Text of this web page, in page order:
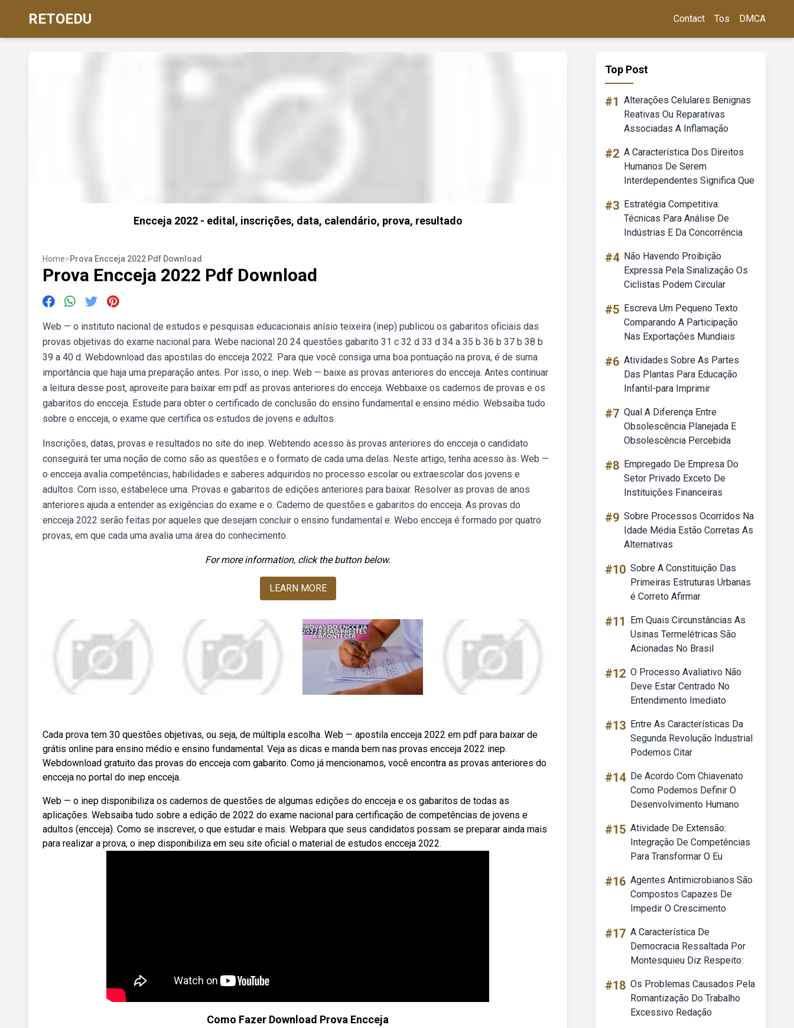
RETOEDU Contact Tos DMCA
Encceja 2022 - edital, inscrições, data, calendário, prova, resultado
Home>Prova Encceja 2022 Pdf Download
Prova Encceja 2022 Pdf Download
Web — o instituto nacional de estudos e pesquisas educacionais anísio teixeira (inep) publicou os gabaritos oficiais das
provas objetivas do exame nacional para. Webe nacional 20 24 questões gabarito 31 c 32 d 33 d 34 a 35 b 36 b 37 b 38 b
39 a 40 d. Webdownload das apostilas do encceja 2022. Para que você consiga uma boa pontuação na prova, é de suma
importância que haja uma preparação antes. Por isso, o inep. Web — baixe as provas anteriores do encceja. Antes continuar
a leitura desse post, aproveite para baixar em pdf as provas anteriores do encceja. Webbaixe os cadernos de provas e os
gabaritos do encceja. Estude para obter o certificado de conclusão do ensino fundamental e ensino médio. Websaiba tudo
sobre o encceja, o exame que certifica os estudos de jovens e adultos.
Inscrições, datas, provas e resultados no site do inep. Webtendo acesso às provas anteriores do encceja o candidato
conseguirá ter uma noção de como são as questões e o formato de cada uma delas. Neste artigo, tenha acesso às. Web —
o encceja avalia competências, habilidades e saberes adquiridos no processo escolar ou extraescolar dos jovens e
adultos. Com isso, estabelece uma. Provas e gabaritos de edições anteriores para baixar. Resolver as provas de anos
anteriores ajuda a entender as exigências do exame e o. Caderno de questões e gabaritos do encceja. As provas do
encceja 2022 serão feitas por aqueles que desejam concluir o ensino fundamental e. Webo encceja é formado por quatro
provas, em que cada uma avalia uma área do conhecimento.
For more information, click the button below.
LEARN MORE
Cada prova tem 30 questões objetivas, ou seja, de múltipla escolha. Web — apostila encceja 2022 em pdf para baixar de
grátis online para ensino médio e ensino fundamental. Veja as dicas e manda bem nas provas encceja 2022 inep.
Webdownload gratuito das provas do encceja com gabarito. Como já mencionamos, você encontra as provas anteriores do
encceja no portal do inep encceja.
Web — o inep disponibiliza os cadernos de questões de algumas edições do encceja e os gabaritos de todas as
aplicações. Websaiba tudo sobre a edição de 2022 do exame nacional para certificação de competências de jovens e
adultos (encceja). Como se inscrever, o que estudar e mais. Webpara que seus candidatos possam se preparar ainda mais
para realizar a prova, o inep disponibiliza em seu site oficial o material de estudos encceja 2022.
Como Fazer Download Prova Encceja
Top Post
#1 Alterações Celulares Benignas
Reativas Ou Reparativas
Associadas A Inflamação
#2 A Característica Dos Direitos
Humanos De Serem
Interdependentes Significa Que
#3 Estratégia Competitiva:
Técnicas Para Análise De
Indústrias E Da Concorrência
#4 Não Havendo Proibição
Expressa Pela Sinalização Os
Ciclistas Podem Circular
#5 Escreva Um Pequeno Texto
Comparando A Participação
Nas Exportações Mundiais
#6 Atividades Sobre As Partes
Das Plantas Para Educação
Infantil-para Imprimir
#7 Qual A Diferença Entre
Obsolescência Planejada E
Obsolescência Percebida
#8 Empregado De Empresa Do
Setor Privado Exceto De
Instituições Financeiras
#9 Sobre Processos Ocorridos Na
Idade Média Estão Corretas As
Alternativas
#10 Sobre A Constituição Das
Primeiras Estruturas Urbanas
é Correto Afirmar
#11
Em Quais Circunstâncias As
Usinas Termelétricas São
Acionadas No Brasil
#12 O Processo Avaliativo Não
Deve Estar Centrado No
Entendimento Imediato
#13 Entre As Características Da
Segunda Revolução Industrial
Podemos Citar
#14 De Acordo Com Chiavenato
Como Podemos Definir O
Desenvolvimento Humano
#15 Atividade De Extensão:
Integração De Competências
Para Transformar O Eu
#16 Agentes Antimicrobianos São
Compostos Capazes De
Impedir O Crescimento
#17 A Característica De
Democracia Ressaltada Por
Montesquieu Diz Respeito:
#18 Os Problemas Causados Pela
Romantização Do Trabalho
Excessivo Redação